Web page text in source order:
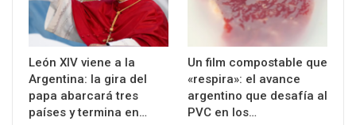
León XIV viene a la
Argentina: la gira del
papa abarcará tres
países y termina en…
Un film compostable que
«respira»: el avance
argentino que desafía al
PVC en los…